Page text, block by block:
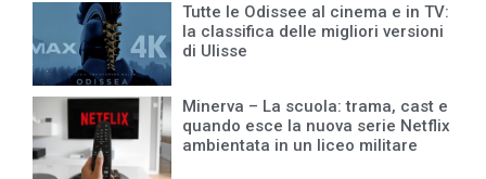
Tutte le Odissee al cinema e in TV:
la classifica delle migliori versioni
di Ulisse
Minerva – La scuola: trama, cast e
quando esce la nuova serie Netflix
ambientata in un liceo militare